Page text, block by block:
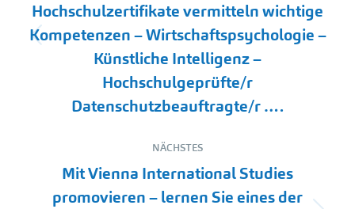
Vorheriger
Beitrag:
Hochschulzertifikate vermitteln wichtige
Kompetenzen – Wirtschaftspsychologie –
Künstliche Intelligenz –
Hochschulgeprüfte/r
Datenschutzbeauftragte/r ….
NÄCHSTES
Mit Vienna International Studies
promovieren – lernen Sie eines der